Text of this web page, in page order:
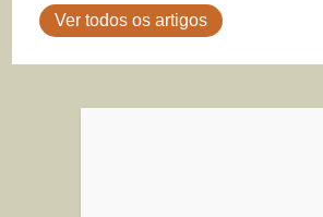
Ver todos os artigos